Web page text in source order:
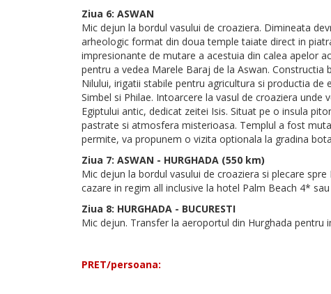
Ziua 6: ASWAN
Mic dejun la bordul vasului de croaziera. Dimineata
arheologic format din doua temple taiate direct in
impresionante de mutare a acestuia din calea apelor
pentru a vedea Marele Baraj de la Aswan.
Nilului, irigatii stabile pentru agricultura si productia
Simbel si Philae. Intoarcere la vasul de croaziera
Egiptului antic, dedicat zeitei Isis. Situat pe o insula
pastrate si atmosfera misterioasa. Templul a fost
permite, va propunem o vizita optionala la gradina
Ziua 7: ASWAN - HURGHADA (550 km)
Mic dejun la bordul vasului de croaziera si plecare
cazare in regim all inclusive la hotel Palm Beach 4*
Ziua 8: HURGHADA - BUCURESTI
Mic dejun. Transfer la aeroportul din Hurghada
PRET/persoana: